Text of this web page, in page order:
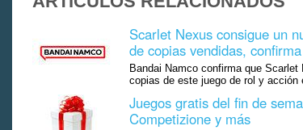
Scarlet Nexus consigue un
de copias vendidas,
Bandai Namco confirma que
copias de este juego de rol y acción
Juegos gratis del fin de
Competizione y más